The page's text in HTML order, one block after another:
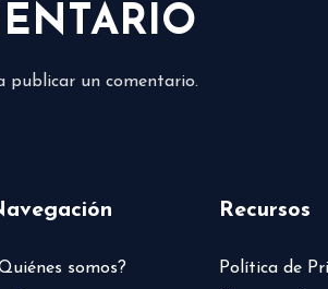
publicar un comentario.
somos?
Recursos
Política de